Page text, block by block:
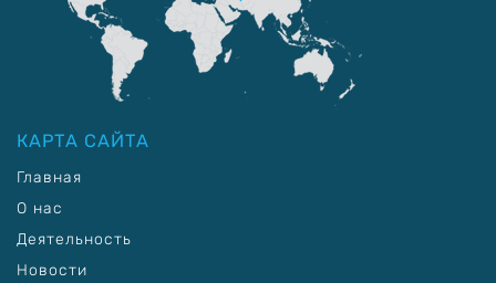
КАРТА САЙТА
Главная
О нас
Деятельность
Новости